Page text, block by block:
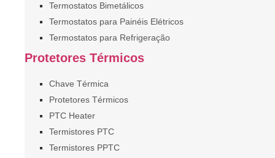
Termostatos Bimetálicos
Termostatos para Painéis Elétricos
Termostatos para Refrigeração
Protetores Térmicos
Chave Térmica
Protetores Térmicos
PTC Heater
Termistores PTC
Termistores PPTC